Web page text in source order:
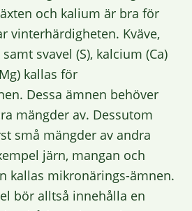
och kalium är bra för
vinterhärdigheten. Kväve,
svavel (S), kalcium (Ca)
kallas för
Dessa ämnen behöver
mängder av. Dessutom
små mängder av andra
järn, mangan och
kallas mikronärings-ämnen.
bör alltså innehålla en